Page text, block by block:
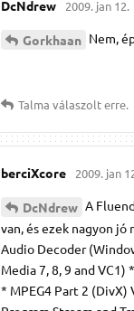
DcNdrew 2009. jan 12.
Gorkhaan Nem,
Talma válaszolt erre.
berciXcore 2009. jan
DcNdrew A
van, és ezek nagyon
Audio Decoder
Media 7, 8, 9 and
* MPEG4 Part 2 (DivX)